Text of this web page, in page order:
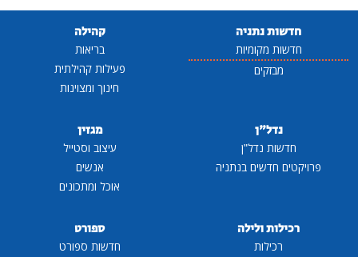
חדשות נתניה
חדשות מקומיות
מבזקים
קהילה
בריאות
פעילות קהילתית
חינוך ומצוינות
נדל"ן
חדשות נדל"ן
פרויקטים חדשים בנתניה
מגזין
עיצוב וסטייל
אנשים
אוכל ומתכונים
רכילות ולילה
רכילות
ספורט
חדשות ספורט